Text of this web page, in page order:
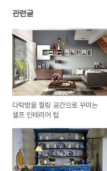
관련글
다락방을 힐링 공간으로 꾸미는
셀프 인테리어 팁